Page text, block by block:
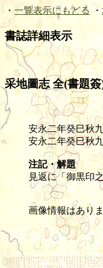
・ 一覧表示にもどる ・
書誌詳細表示
采地圖志 全(書題
安永二年癸巳秋
安永二年癸巳秋
注記・解題
見返に「御黒印
画像情報はありま